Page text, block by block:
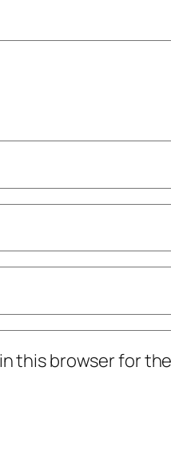
this browser for